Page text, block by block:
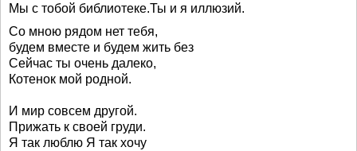
Мы с тобой библиотеке.Ты и я иллюзий.
Со мною рядом нет тебя,
будем вместе и будем жить без
Сейчас ты очень далеко,
Котенок мой родной.
И мир совсем другой.
Прижать к своей груди.
Я так люблю Я так хочу